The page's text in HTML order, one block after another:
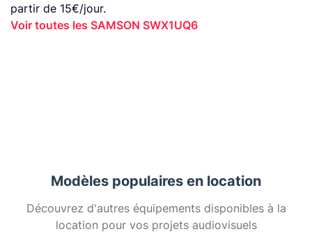
partir de 15€/jour.
Voir toutes les SAMSON SWX1UQ6
Modèles populaires en location
Découvrez d'autres équipements disponibles à la
location pour vos projets audiovisuels